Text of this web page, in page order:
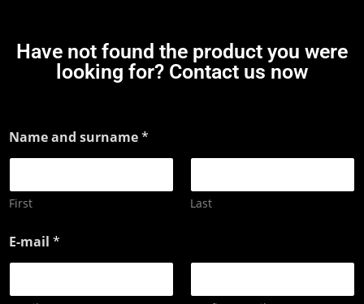
Have not found the product you were
looking for? Contact us now
Name and surname*
First Last
E-mail *